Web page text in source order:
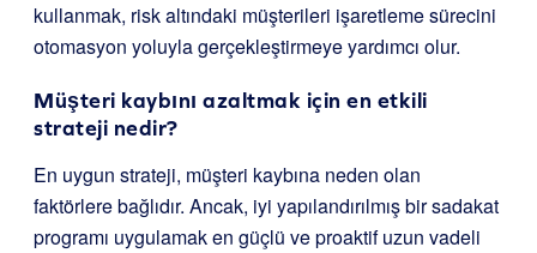
kullanmak, risk altındaki müşterileri işaretleme sürecini
otomasyon yoluyla gerçekleştirmeye yardımcı olur.
Müşteri kaybını azaltmak için en etkili
strateji nedir?
En uygun strateji, müşteri kaybına neden olan
faktörlere bağlıdır. Ancak, iyi yapılandırılmış bir sadakat
programı uygulamak en güçlü ve proaktif uzun vadeli